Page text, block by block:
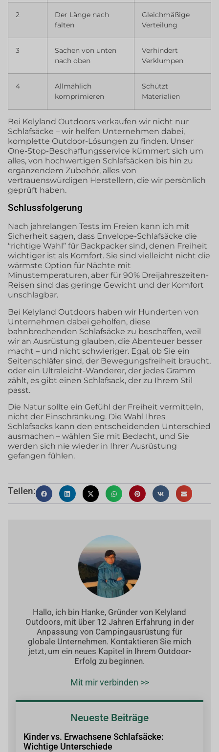
2
Der Länge nach
falten
Gleichmäßige
Verteilung
3
Sachen von unten
nach oben
Verhindert
Verklumpen
4
Allmählich
komprimieren
Schützt
Materialien
Bei Kelyland Outdoors verkaufen wir nicht nur
Schlafsäcke – wir helfen Unternehmen dabei,
komplette Outdoor-Lösungen zu finden. Unser
One-Stop-Beschaffungsservice kümmert sich um
alles, von hochwertigen Schlafsäcken bis hin zu
ergänzendem Zubehör, alles von
vertrauenswürdigen Herstellern, die wir persönlich
geprüft haben.
Schlussfolgerung
Nach jahrelangen Tests im Freien kann ich mit
Sicherheit sagen, dass Envelope-Schlafsäcke die
“richtige Wahl” für Backpacker sind, denen Freiheit
wichtiger ist als Komfort. Sie sind vielleicht nicht die
wärmste Option für Nächte mit
Minustemperaturen, aber für 90% Dreijahreszeiten-
Reisen sind das geringe Gewicht und der Komfort
unschlagbar.
Bei Kelyland Outdoors haben wir Hunderten von
Unternehmen dabei geholfen, diese
bahnbrechenden Schlafsäcke zu beschaffen, weil
wir an Ausrüstung glauben, die Abenteuer besser
macht – und nicht schwieriger. Egal, ob Sie ein
Seitenschläfer sind, der Bewegungsfreiheit braucht,
oder ein Ultraleicht-Wanderer, der jedes Gramm
zählt, es gibt einen Schlafsack, der zu Ihrem Stil
passt.
Die Natur sollte ein Gefühl der Freiheit vermitteln,
nicht der Einschränkung. Die Wahl Ihres
Schlafsacks kann den entscheidenden Unterschied
ausmachen – wählen Sie mit Bedacht, und Sie
werden sich nie wieder in Ihrer Ausrüstung
gefangen fühlen.
Teilen:
Hallo, ich bin Hanke, Gründer von Kelyland
Outdoors, mit über 12 Jahren Erfahrung in der
Anpassung von Campingausrüstung für
globale Unternehmen. Kontaktieren Sie mich
jetzt, um ein neues Kapitel in Ihrem Outdoor-
Erfolg zu beginnen.
Mit mir verbinden >>
Neueste Beiträge
Kinder vs. Erwachsene Schlafsäcke:
Wichtige Unterschiede